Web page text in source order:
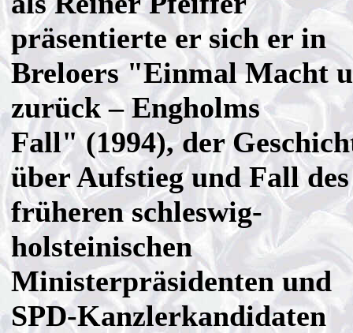
präsentierte er sich er in
Breloers "Einmal Macht
zurück – Engholms
Fall" (1994), der
über Aufstieg und Fall des
früheren schleswig-
holsteinischen
Ministerpräsidenten und
SPD-Kanzlerkandidaten